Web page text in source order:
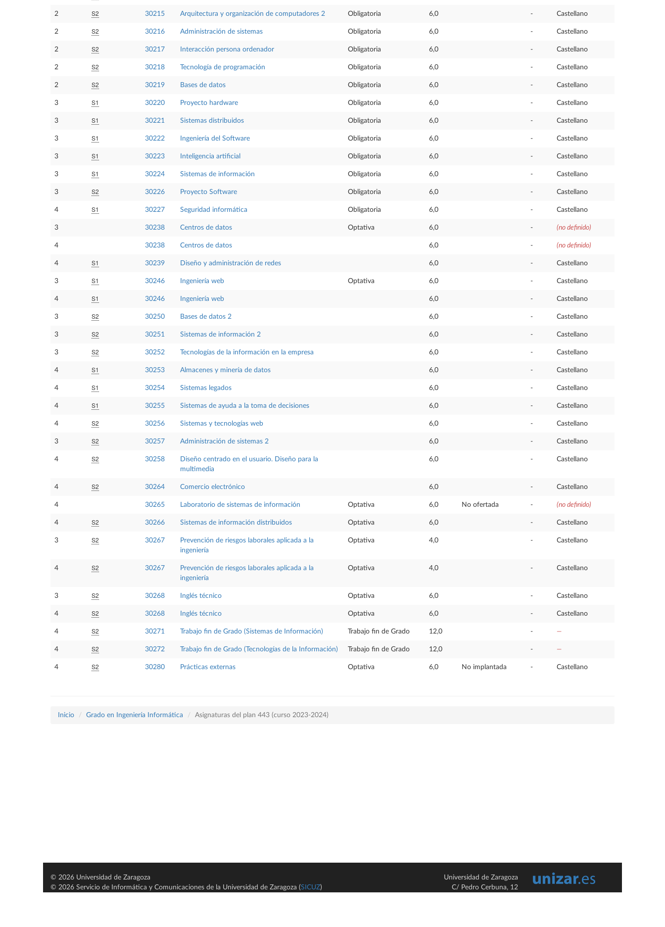
2 S2 30215 Arquitectura y organización de computadores 2 Obligatoria 6,0 - Castellano
2 S2 30216 Administración de sistemas Obligatoria 6,0 - Castellano
2 S2 30217 Interacción persona ordenador Obligatoria 6,0 - Castellano
2 S2 30218 Tecnología de programación Obligatoria 6,0 - Castellano
2 S2 30219 Bases de datos Obligatoria 6,0 - Castellano
3 S1 30220 Proyecto hardware Obligatoria 6,0 - Castellano
3 S1 30221 Sistemas distribuidos Obligatoria 6,0 - Castellano
3 S1 30222 Ingeniería del Software Obligatoria 6,0 - Castellano
3 S1 30223 Inteligencia artificial Obligatoria 6,0 - Castellano
3 S1 30224 Sistemas de información Obligatoria 6,0 - Castellano
3 S2 30226 Proyecto Software Obligatoria 6,0 - Castellano
4 S1 30227 Seguridad informática Obligatoria 6,0 - Castellano
3 30238 Centros de datos Optativa 6,0 - (no definido)
4 30238 Centros de datos 6,0 - (no definido)
4 S1 30239 Diseño y administración de redes 6,0 - Castellano
3 S1 30246 Ingeniería web Optativa 6,0 - Castellano
4 S1 30246 Ingeniería web 6,0 - Castellano
3 S2 30250 Bases de datos 2 6,0 - Castellano
3 S2 30251 Sistemas de información 2 6,0 - Castellano
3 S2 30252 Tecnologías de la información en la empresa 6,0 - Castellano
4 S1 30253 Almacenes y minería de datos 6,0 - Castellano
4 S1 30254 Sistemas legados 6,0 - Castellano
4 S1 30255 Sistemas de ayuda a la toma de decisiones 6,0 - Castellano
4 S2 30256 Sistemas y tecnologías web 6,0 - Castellano
3 S2 30257 Administración de sistemas 2 6,0 - Castellano
4 S2 30258
Diseño centrado en el usuario. Diseño para la
multimedia
6,0 - Castellano
4 S2 30264 Comercio electrónico 6,0 - Castellano
4 30265 Laboratorio de sistemas de información Optativa 6,0 No ofertada - (no definido)
4 S2 30266 Sistemas de información distribuidos Optativa 6,0 - Castellano
3 S2 30267
Prevención de riesgos laborales aplicada a la
ingeniería
Optativa 4,0 - Castellano
4 S2 30267
Prevención de riesgos laborales aplicada a la
ingeniería
Optativa 4,0 - Castellano
3 S2 30268 Inglés técnico Optativa 6,0 - Castellano
4 S2 30268 Inglés técnico Optativa 6,0 - Castellano
4 S2 30271 Trabajo fin de Grado (Sistemas de Información) Trabajo fin de Grado 12,0 - —
4 S2 30272 Trabajo fin de Grado (Tecnologías de la Información) Trabajo fin de Grado 12,0 - —
4 S2 30280 Prácticas externas Optativa 6,0 No implantada - Castellano
Inicio Grado en Ingeniería Informática Asignaturas del plan 443 (curso 2023-2024)
© 2026 Universidad de Zaragoza
© 2026 Servicio de Informática y Comunicaciones de la Universidad de Zaragoza (SICUZ)
Universidad de Zaragoza
C/ Pedro Cerbuna, 12